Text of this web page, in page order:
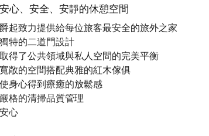
安心、安全、安靜的休憩空間
爵起致力提供給每位旅客最安全的旅外之家
獨特的二道門設計
取得了公共領域與私人空間的完美平衡
寬敞的空間搭配典雅的紅木傢俱
使身心得到療癒的放鬆感
嚴格的清掃品質管理
心